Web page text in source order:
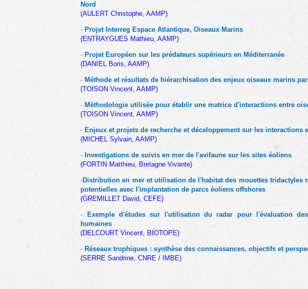
Nord
(AULERT Christophe, AAMP)
- Projet Interreg Espace Atlantique, Oiseaux Marins
(ENTRAYGUES Mathieu, AAMP)
- Projet Européen sur les prédateurs supérieurs en Méditerranée
(DANIEL Boris, AAMP)
- Méthode et résultats de hiérarchisation des enjeux oiseaux marins
(TOISON Vincent, AAMP)
- Méthodologie utilisée pour établir une matrice d'interactions entre
(TOISON Vincent, AAMP)
- Enjeux et projets de recherche et déceloppement sur les interactions
(MICHEL Sylvain, AAMP)
- Investigations de suivis en mer de l'avifaune sur les sites éoliens
(FORTIN Matthieu, Bretagne Vivante)
-Distribution en mer et utilisation de l'habitat des mouettes tridactyles
potentielles avec l'implantation de parcs éoliens offshores
(GREMILLET David, CEFE)
- Exemple d'études sur l'utilisation du radar pour l'évaluation
humaines
(DELCOURT Vincent, BIOTOPE)
- Réseaux trophiques : synthèse des connaissances, objectifs et
(SERRE Sandrine, CNRE / IMBE)